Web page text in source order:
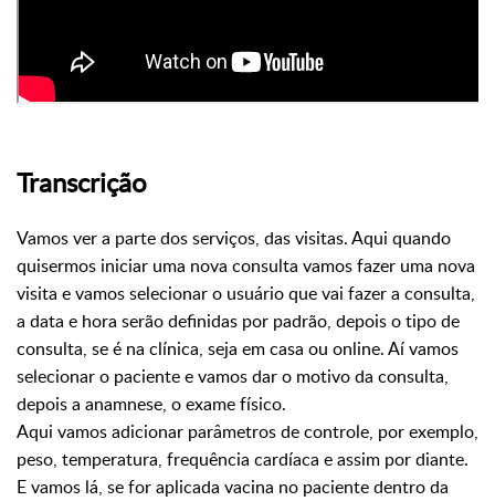
Transcrição
Vamos ver a parte dos serviços, das visitas. Aqui quando
quisermos iniciar uma nova consulta vamosfazer uma nova
visita e vamos selecionar o usuário que vai fazer a consulta,
a data e hora serão definidas por padrão, depois o tipo de
consulta, se é na clínica, seja em casa ou online. Aí vamos
selecionar o paciente e vamosdar o motivo da consulta,
depois a anamnese, o exame físico.
Aqui vamos adicionar parâmetros de controle, por exemplo,
peso, temperatura, frequência cardíaca e assim por diante.
E vamos lá, sefor aplicada vacina no paciente dentro da